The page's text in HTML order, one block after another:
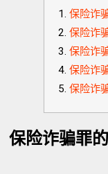
保险诈
保险诈
保险诈
保险诈
保险诈
保险诈骗罪